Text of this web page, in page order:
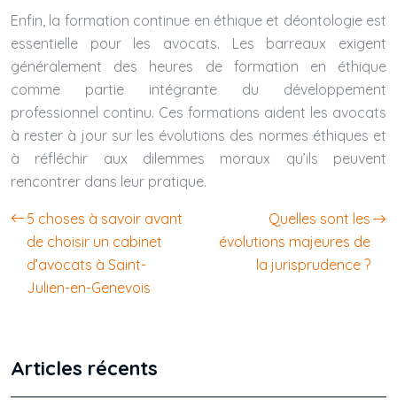
Enfin, la formation continue en éthique et déontologie est
essentielle pour les avocats. Les barreaux exigent
généralement des heures de formation en éthique
comme partie intégrante du développement
professionnel continu. Ces formations aident les avocats
à rester à jour sur les évolutions des normes éthiques et
à réfléchir aux dilemmes moraux qu’ils peuvent
rencontrer dans leur pratique.
5 choses à savoir avant
de choisir un cabinet
d’avocats à Saint-
Julien-en-Genevois
Quelles sont les
évolutions majeures de
la jurisprudence ?
Articles récents